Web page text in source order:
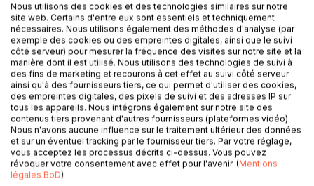
DESCRIPTION
Le désert. Le sable, les rochers, les cactus, le vent.
Et les quelques petits villages perdus au milieu de cette
grande étendue brûlante sous les rayons du soleil. La vie
n'y est pas toujours facile : famine, barbarie, violence sont
le quotidien des habitants. Lorsque la nuit tombe, une
Nous utilisons des cookies et des technologies similaires sur notre
site web. Certains d'entre eux sont essentiels et techniquement
nécessaires. Nous utilisons également des méthodes d'analyse (par
exemple des cookies ou des empreintes digitales, ainsi que le suivi
côté serveur) pour mesurer la fréquence des visites sur notre site et la
manière dont il est utilisé. Nous utilisons des technologies de suivi à
des fins de marketing et recourons à cet effet au suivi côté serveur
ainsi qu'à des fournisseurs tiers, ce qui permet d'utiliser des cookies,
des empreintes digitales, des pixels de suivi et des adresses IP sur
tous les appareils. Nous intégrons également sur notre site des
contenus tiers provenant d'autres fournisseurs (plateformes vidéo).
Nous n'avons aucune influence sur le traitement ultérieur des données
et sur un éventuel tracking par le fournisseur tiers. Par votre réglage,
vous acceptez les processus décrits ci-dessus. Vous pouvez
révoquer votre consentement avec effet pour l'avenir. (Mentions
légales BoD)